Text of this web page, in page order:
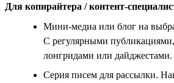
Для копирайтера / контент-
Мини-медиа или блог на
С регулярными
лонгридами или дайджестами.
Серия писем для рассылки.